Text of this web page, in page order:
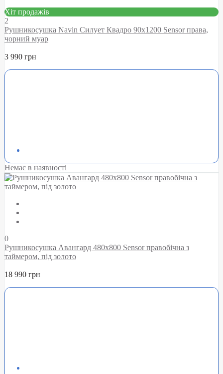
Хіт продажів
2
Рушникосушка Navin Силует Квадро 90х1200 Sensor права,
чорний муар
3 990 грн
Немає в наявності
0
Рушникосушка Авангард 480х800 Sensor правобічна з
таймером, під золото
18 990 грн